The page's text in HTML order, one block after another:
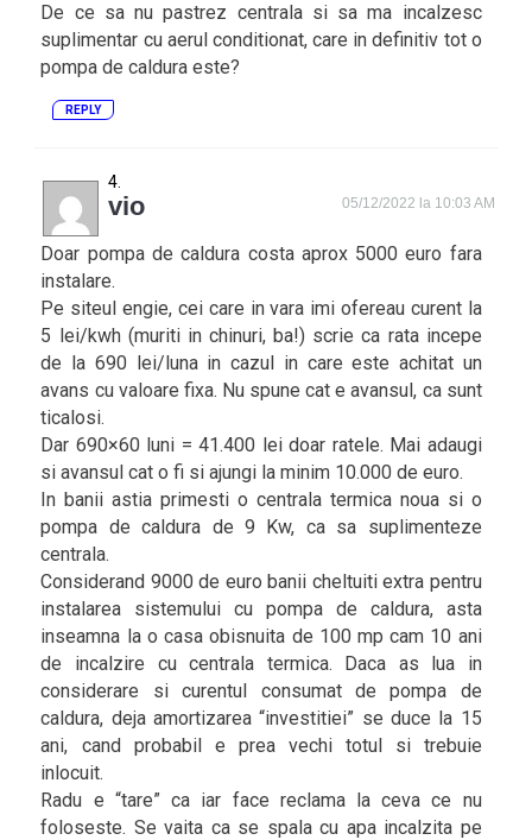
De ce sa nu pastrez centrala si sa ma incalzesc
suplimentar cu aerul conditionat, care in definitiv tot o
pompa de caldura este?
REPLY
vio 05/12/2022 la 10:03 AM
Doar pompa de caldura costa aprox 5000 euro fara
instalare.
Pe siteul engie, cei care in vara imi ofereau curent la
5 lei/kwh (muriti in chinuri, ba!) scrie ca rata incepe
de la 690 lei/luna in cazul in care este achitat un
avans cu valoare fixa. Nu spune cat e avansul, ca sunt
ticalosi.
Dar 690×60 luni = 41.400 lei doar ratele. Mai adaugi
si avansul cat o fi si ajungi la minim 10.000 de euro.
In banii astia primesti o centrala termica noua si o
pompa de caldura de 9 Kw, ca sa suplimenteze
centrala.
Considerand 9000 de euro banii cheltuiti extra pentru
instalarea sistemului cu pompa de caldura, asta
inseamna la o casa obisnuita de 100 mp cam 10 ani
de incalzire cu centrala termica. Daca as lua in
considerare si curentul consumat de pompa de
caldura, deja amortizarea “investitiei” se duce la 15
ani, cand probabil e prea vechi totul si trebuie
inlocuit.
Radu e “tare” ca iar face reclama la ceva ce nu
foloseste. Se vaita ca se spala cu apa incalzita pe